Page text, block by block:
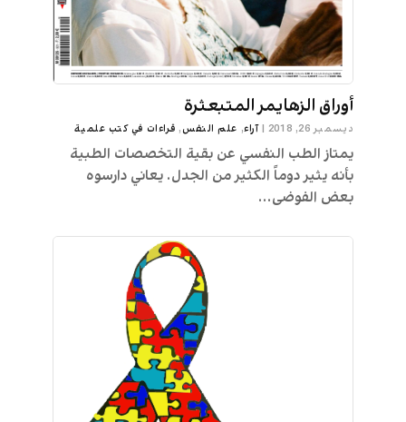
أوراق الزهايمر المتبعثرة
ديسمبر 26, 2018 |آراء, علم النفس, قراءات في كتب علمية
يمتاز الطب النفسي عن بقية التخصصات الطبية
بأنه يثير دوماً الكثير من الجدل. يعاني دارسوه
بعض الفوضى...